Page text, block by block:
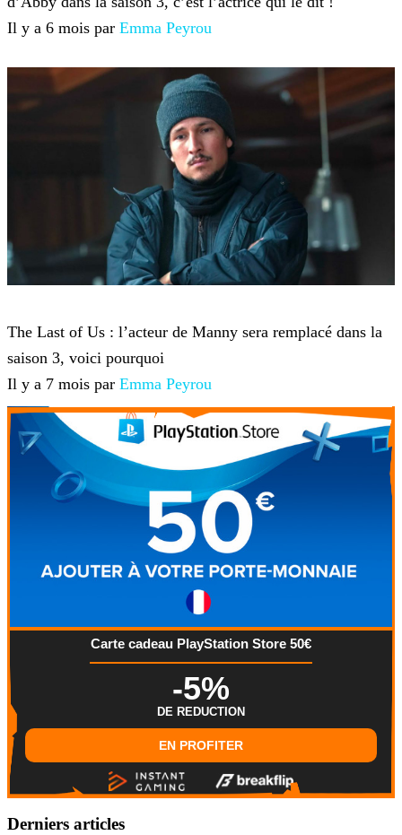
Il y a 6 mois par Emma Peyrou
The Last of Us : l’acteur de Manny sera remplacé dans la
saison 3, voici pourquoi
Il y a 7 mois par Emma Peyrou
Carte cadeau PlayStation Store 50€
-5%
DE REDUCTION
EN PROFITER
Derniers articles